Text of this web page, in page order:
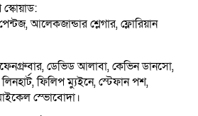
স্কোয়াড:
আলেকজান্ডার শ্লেগার, ফ্লোরিয়ান
ডেভিড আলাবা, কেভিন ডানসো,
ফিলিপ ম্যুইনে, স্টেফান পশ,
স্ভোবোদা।